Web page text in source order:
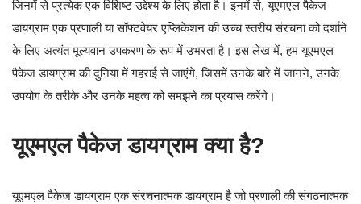
जिनमें से प्रत्येक एक विशिष्ट उद्देश्य के लिए होता है। इनमें से, यूएमएल पैकेज
डायग्राम एक प्रणाली या सॉफ्टवेयर एप्लिकेशन की उच्च स्तरीय संरचना को दर्शाने
के लिए अत्यंत मूल्यवान उपकरण के रूप में उभरता है। इस लेख में, हम यूएमएल
पैकेज डायग्राम की दुनिया में गहराई से जाएंगे, जिसमें उनके बारे में जानने, उनके
उपयोग के तरीके और उनके महत्व को समझने का प्रयास करेंगे।
यूएमएल पैकेज डायग्राम क्या है?
यूएमएल पैकेज डायग्राम एक संरचनात्मक डायग्राम है जो प्रणाली की संगठनात्मक